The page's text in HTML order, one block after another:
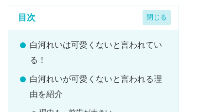
目次
白河れいは可愛くないと言われてい
る！
白河れいが可愛くないと言われる理
由を紹介